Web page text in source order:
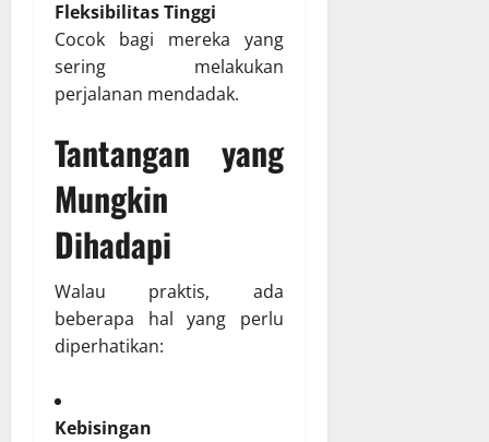
Fleksibilitas Tinggi
Cocok bagi mereka yang
sering melakukan
perjalanan mendadak.
Tantangan yang
Mungkin
Dihadapi
Walau praktis, ada
beberapa hal yang perlu
diperhatikan:
Kebisingan